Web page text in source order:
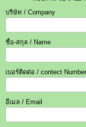
บริษัท / Company
ชื่อ-สกุล / Name
เบอร์ติดต่อ / contect
อีเมล / Email